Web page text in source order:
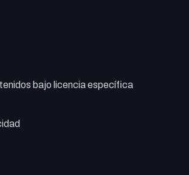
bajo licencia específica